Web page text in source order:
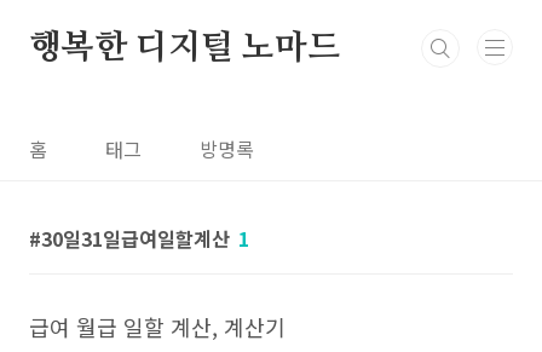
행복한 디지털 노마드
홈 태그 방명록
30일31일급여일할계산 1
급여 월급 일할 계산, 계산기